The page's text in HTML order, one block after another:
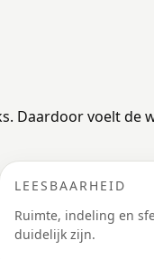
Daardoor voelt de
LEESBAARHEID
Ruimte, indeling en
duidelijk zijn.